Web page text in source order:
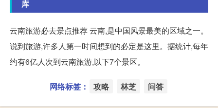
库
云南旅游必去景点推荐 云南,是中国风景最美的区域之一。
说到旅游,许多人第一时间想到的必定是这里。据统计,每年
约有6亿人次到云南旅游,以下7个景区。
网络标签： 攻略 林芝 问答